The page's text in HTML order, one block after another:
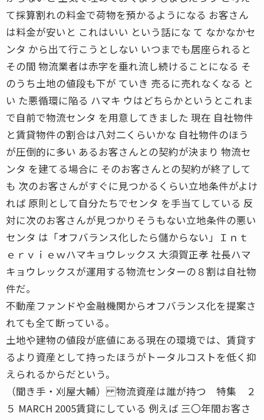
て採算割れの料金で荷物を預かるようになる お客さん
は料金が安いと これはいい という話にな て なかなかセ
ンタ から出て行こうとしない いつまでも居座られると
その間 物流業者は赤字を垂れ流し続けることになる そ
のうち土地の値段も下が ていき 売るに売れなくなる と
い た悪循環に陥る ハマキ ウはどちらかというとこれま
で自前で物流センタ を用意してきました 現在 自社物件
と賃貸物件の割合は八対二くらいかな 自社物件のほう
が圧倒的に多い あるお客さんとの契約が決まり 物流セ
ンタ を建てる場合に そのお客さんとの契約が終了して
も 次のお客さんがすぐに見つかるくらい立地条件がよけ
れば 原則として自分たちでセンタ を手当てしている 反
対に次のお客さんが見つかりそうもない立地条件の悪い
センタ は「オフバランス化したら儲からない」Ｉｎｔ
ｅｒｖｉｅｗハマキョウレックス 大須賀正孝 社長ハマ
キョウレックスが運用する物流センターの８割は自社物
件だ。
不動産ファンドや金融機関からオフバランス化を提案さ
れても全て断っている。
土地や建物の値段が底値にある現在の環境では、賃貸す
るより資産として持ったほうがトータルコストを低く抑
えられるからだという。
（聞き手・刈屋大輔） 物流資産は誰が持つ 特集 ２
５ MARCH 2005賃貸にしている 例えば 三〇年間お客さ